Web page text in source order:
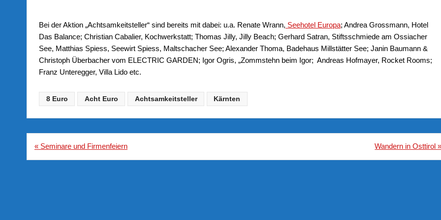
Bei der Aktion „Achtsamkeitsteller“ sind bereits mit dabei: u.a. Renate Wrann, Seehotel Europa; Andrea Grossmann, Hotel
Das Balance; Christian Cabalier, Kochwerkstatt; Thomas Jilly, Jilly Beach; Gerhard Satran, Stiftsschmiede am Ossiacher
See, Matthias Spiess, Seewirt Spiess, Maltschacher See; Alexander Thoma, Badehaus Millstätter See; Janin Baumann &
Christoph Überbacher vom ELECTRIC GARDEN; Igor Ogris, „Zommstehn beim Igor; Andreas Hofmayer, Rocket Rooms;
Franz Unteregger, Villa Lido etc.
8 Euro Acht Euro Achtsamkeitsteller Kärnten
Beitragsnavigation
« Seminare und Firmenfeiern Wandern in Osttirol